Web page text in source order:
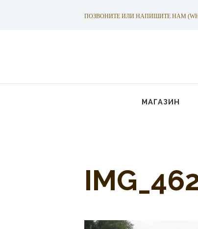
ПОЗВОНИТЕ ИЛИ НАПИШИТЕ НАМ
МАГАЗИН